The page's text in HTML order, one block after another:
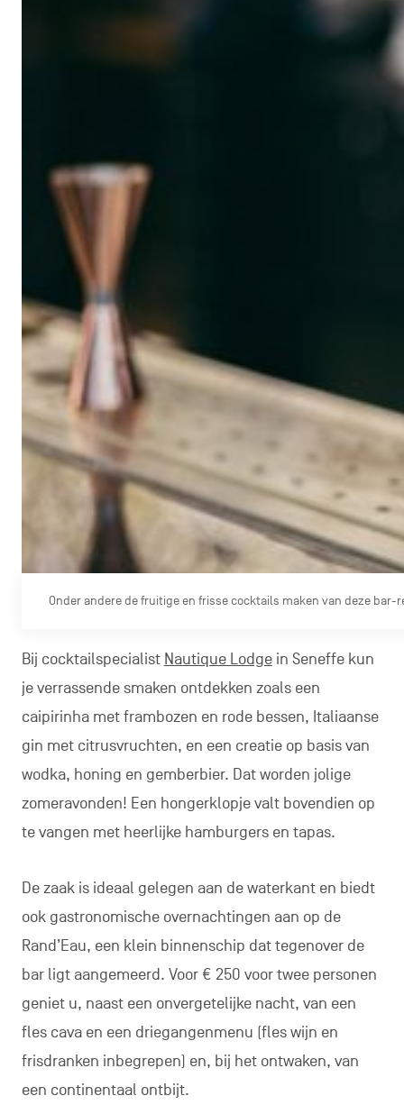
Onder andere de fruitige en frisse cocktails maken van deze
Bij cocktailspecialist Nautique Lodgein Seneffe kun
je verrassende smaken ontdekken zoals een
caipirinha met frambozen en rode bessen, Italiaanse
gin met citrusvruchten, en een creatie op basis van
wodka, honing en gemberbier. Dat worden jolige
zomeravonden! Een hongerklopje valt bovendien op
te vangen met heerlijke hamburgers en tapas.
De zaak is ideaal gelegen aan de waterkant en biedt
ook gastronomische overnachtingen aan op de
Rand’Eau, een klein binnenschip dat tegenover de
bar ligt aangemeerd. Voor € 250 voor twee personen
geniet u, naast een onvergetelijke nacht, van een
fles cava en een driegangenmenu (fles wijn en
frisdranken inbegrepen) en, bij het ontwaken, van
een continentaal ontbijt.